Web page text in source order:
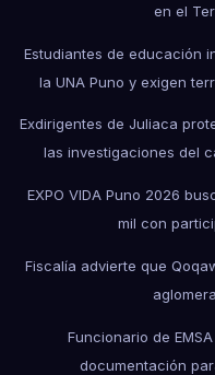
en el
Estudiantes de educación
la UNA Puno y exigen
Exdirigentes de Juliaca
las investigaciones del
EXPO VIDA Puno 2026
mil con
Fiscalía advierte que
Funcionario de
documentación